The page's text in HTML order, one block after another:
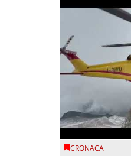
CRONACA